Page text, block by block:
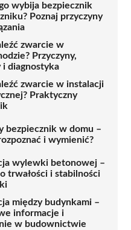
wybija bezpiecznik
Poznaj przyczyny
zwarcie w
Przyczyny,
i diagnostyka
zwarcie w instalacji
Praktyczny
bezpiecznik w domu –
i wymienić?
wylewki betonowej –
trwałości i stabilności
między budynkami –
informacje i
w budownictwie